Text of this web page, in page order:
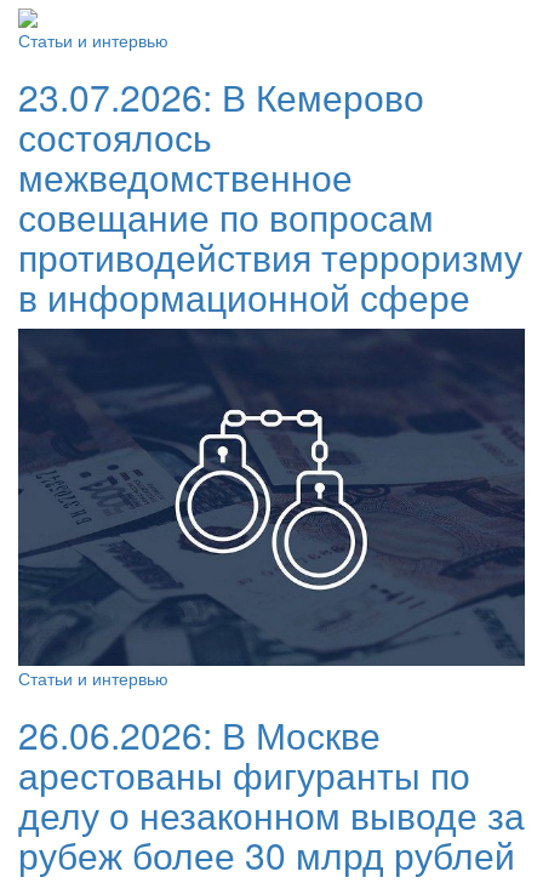
Статьи и интервью
23.07.2026: В Кемерово
состоялось
межведомственное
совещание по вопросам
противодействия терроризму
в информационной сфере
Статьи и интервью
26.06.2026: В Москве
арестованы фигуранты по
делу о незаконном выводе за
рубеж более 30 млрд рублей